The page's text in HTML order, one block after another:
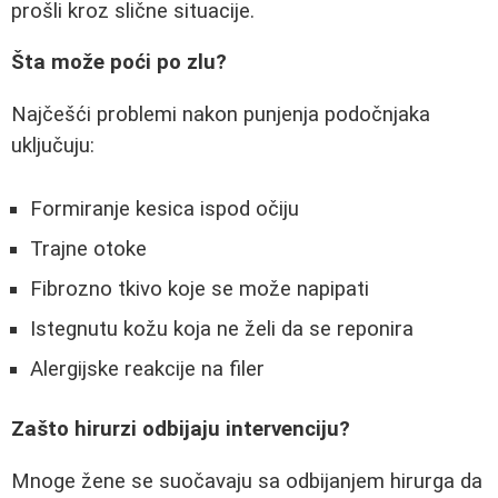
prošli kroz slične situacije.
Šta može poći po zlu?
Najčešći problemi nakon punjenja podočnjaka
uključuju:
Formiranje kesica ispod očiju
Trajne otoke
Fibrozno tkivo koje se može napipati
Istegnutu kožu koja ne želi da se reponira
Alergijske reakcije na filer
Zašto hirurzi odbijaju intervenciju?
Mnoge žene se suočavaju sa odbijanjem hirurga da